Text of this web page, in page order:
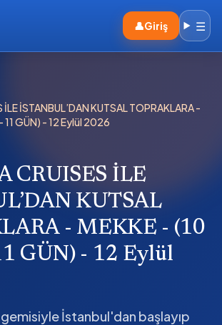
👤Giriş ☰
İLE İSTANBUL’DAN KUTSAL TOPRAKLARA -
11 GÜN) - 12 Eylül 2026
CRUISES İLE
KUTSAL
- MEKKE - (10
GÜN) - 12 Eylül
İstanbul'dan başlayıp